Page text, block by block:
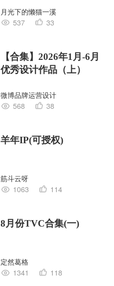
月光下的懒猫一溪
537
33
【合集】2026年1月-6月
优秀设计作品（上）
微博品牌运营设计
568
38
羊年IP(可授权)
筋斗云呀
1063
114
8月份TVC合集(一)
定然葛格
1341
118